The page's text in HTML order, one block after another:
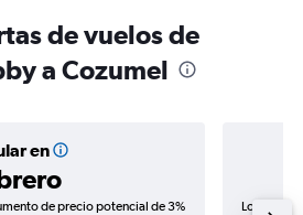
de vuelos de
a Cozumel
en
de precio potencial de 3%
Los